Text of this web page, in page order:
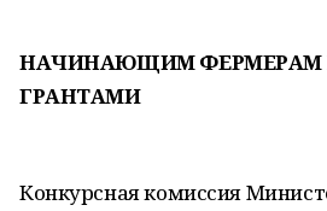
НАЧИНАЮЩИМ ФЕРМЕРАМ
ГРАНТАМИ
Конкурсная комиссия